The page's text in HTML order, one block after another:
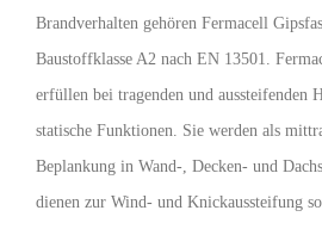
Brandverhalten gehören Fermacell
Baustoffklasse A2 nach EN 13501.
erfüllen bei tragenden und aussteifenden
statische Funk­tionen. Sie werden als
Beplankung in Wand-, Decken- und
die­nen zur Wind- und Knickaussteifung